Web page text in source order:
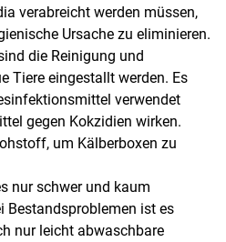
verabreicht werden müssen,
Ursache zu eliminieren.
die Reinigung und
Tiere eingestallt werden. Es
verwendet
gegen Kokzidien wirken.
um Kälberboxen zu
nur schwer und kaum
Bestandsproblemen ist es
nur leicht abwaschbare